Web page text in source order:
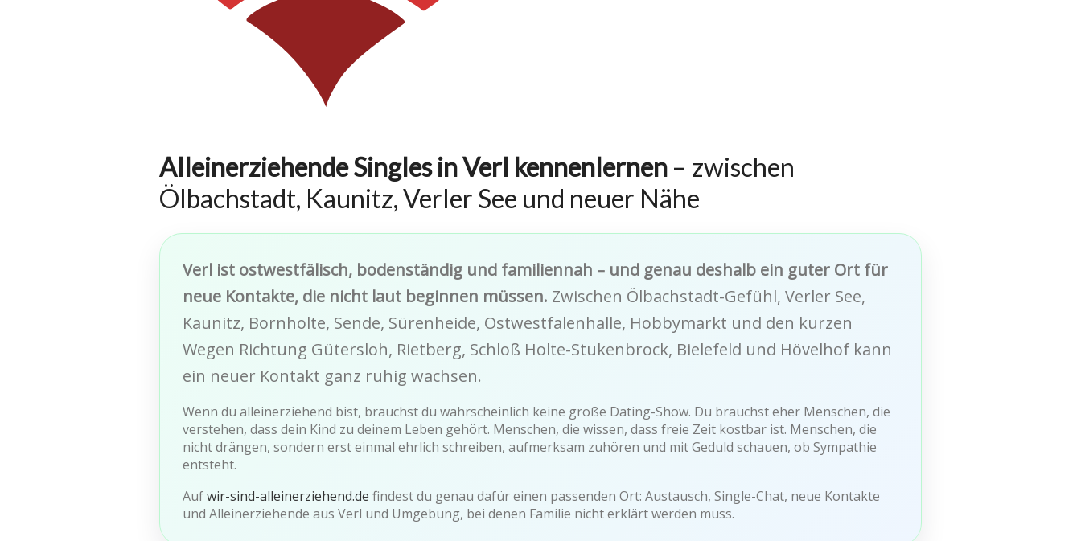
Alleinerziehende Singles in Verl kennenlernen – zwischen
Ölbachstadt, Kaunitz, Verler See und neuer Nähe
Verl ist ostwestfälisch, bodenständig und familiennah – und genau deshalb ein guter Ort für
neue Kontakte, die nicht laut beginnen müssen. Zwischen Ölbachstadt-Gefühl, Verler See,
Kaunitz, Bornholte, Sende, Sürenheide, Ostwestfalenhalle, Hobbymarkt und den kurzen
Wegen Richtung Gütersloh, Rietberg, Schloß Holte-Stukenbrock, Bielefeld und Hövelhof kann
ein neuer Kontakt ganz ruhig wachsen.
Wenn du alleinerziehend bist, brauchst du wahrscheinlich keine große Dating-Show. Du brauchst eher Menschen, die
verstehen, dass dein Kind zu deinem Leben gehört. Menschen, die wissen, dass freie Zeit kostbar ist. Menschen, die
nicht drängen, sondern erst einmal ehrlich schreiben, aufmerksam zuhören und mit Geduld schauen, ob Sympathie
entsteht.
Aufwir-sind-alleinerziehend.de findest du genau dafür einen passenden Ort: Austausch, Single-Chat, neue Kontakte
und Alleinerziehende aus Verl und Umgebung, bei denen Familie nicht erklärt werden muss.